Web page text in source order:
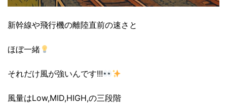
新幹線や飛行機の離陸直前の速さと
ほぼ一緒
それだけ風が強いんです!!!
風量はLow,MID,HIGH,の三段階